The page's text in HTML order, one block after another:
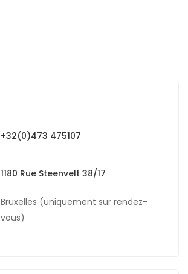
+32(0)473 475107
1180 Rue Steenvelt 38/17
Bruxelles (uniquement sur rendez-
vous)